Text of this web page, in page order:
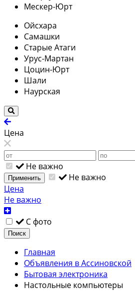
Мескер-Юрт
Ойсхара
Самашки
Старые Атаги
Урус-Мартан
Цоцин-Юрт
Шали
Наурская
Цена
Не важно
Применить
Не важно
Цена
Не важно
С фото
Поиск
Главная
Объявления в Ассиновской
Бытовая электроника
Настольные компьютеры